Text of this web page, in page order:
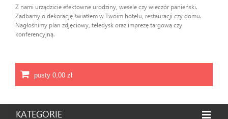
Z nami urządzicie efektowne urodziny, wesele czy wieczór panieński.
Zadbamy o dekorację światłem w Twoim hotelu, restauracji czy domu.
Nagłośnimy plan zdjęciowy, teledysk oraz imprezę targową czy
konferencyjną.
pusty 0,00 zł
KATEGORIE